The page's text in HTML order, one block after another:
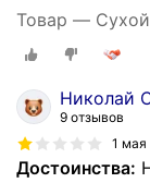
Товар —
Николай
9 отзывов
1 мая
Достоинства: